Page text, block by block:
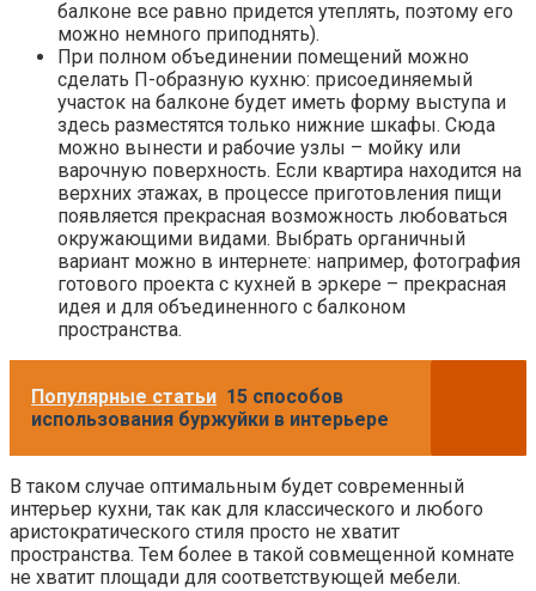
балконе все равно придется утеплять, поэтому его
можно немного приподнять).
При полном объединении помещений можно
сделать П-образную кухню: присоединяемый
участок на балконе будет иметь форму выступа и
здесь разместятся только нижние шкафы. Сюда
можно вынести и рабочие узлы – мойку или
варочную поверхность. Если квартира находится на
верхних этажах, в процессе приготовления пищи
появляется прекрасная возможность любоваться
окружающими видами. Выбрать органичный
вариант можно в интернете: например, фотография
готового проекта с кухней в эркере – прекрасная
идея и для объединенного с балконом
пространства.
Популярные статьи 15 способов
использования буржуйки в интерьере
В таком случае оптимальным будет современный
интерьер кухни, так как для классического и любого
аристократического стиля просто не хватит
пространства. Тем более в такой совмещенной комнате
не хватит площади для соответствующей мебели.